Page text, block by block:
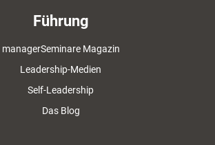
Führung
managerSeminare Magazin
Leadership-Medien
Self-Leadership
Das Blog